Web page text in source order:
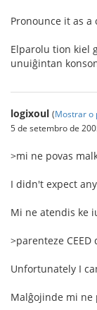
Pronounce it as
Elparolu tion kiel
unuiĝintan
logixoul (Mostrar o
5 de setembro de
>mi ne povas
I didn't expect
Mi ne atendis ke
>parenteze
Unfortunately I
Malĝojinde mi ne